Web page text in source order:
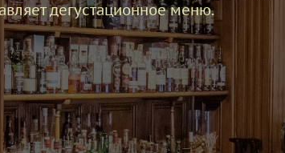
дегустационное меню.